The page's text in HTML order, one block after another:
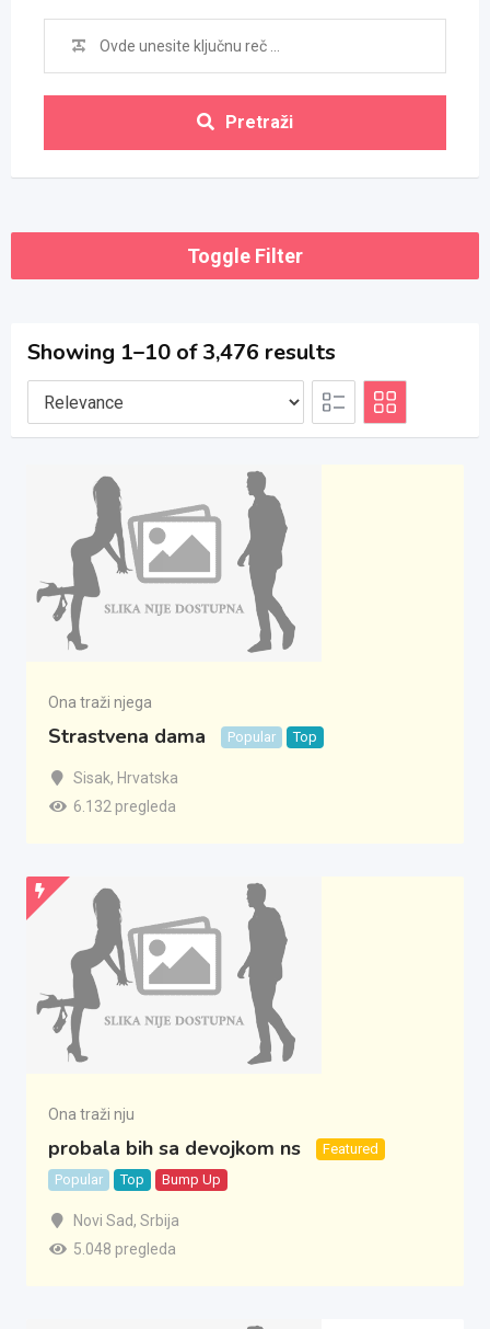
Pretraži
Toggle Filter
Showing 1–10 of 3,476 results
Ona traži njega
Strastvena dama Popular Top
Sisak, Hrvatska
6.132 pregleda
Ona traži nju
probala bih sa devojkom ns
Featured
Popular
Top Bump Up
Novi Sad, Srbija
5.048 pregleda